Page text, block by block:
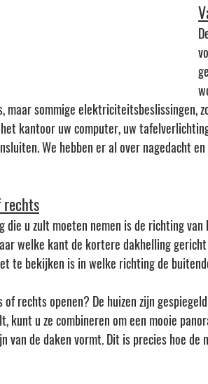
maar sommige elektriciteitsbeslissingen,
kantoor uw computer, uw
We hebben er al over nagedacht
die u zult moeten nemen is de richting van
welke kant de kortere dakhelling gericht
te bekijken is in welke richting de
rechts openen? De huizen zijn
kunt u ze combineren om een mooie
van de daken vormt. Dit is precies hoe de